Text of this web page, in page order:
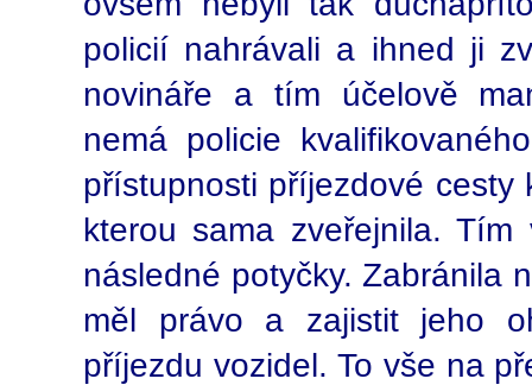
policií nahrávali a ihned ji
novináře a tím účelově
nemá policie
přístupnosti příjezdové
kterou sama zveřejnila.
následné potyčky. Zabránila
měl právo a zajistit jeho
příjezdu vozidel. To vše na